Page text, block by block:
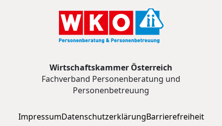
Wirtschaftskammer Österreich
Fachverband Personenberatung und
Personenbetreuung
ImpressumDatenschutzerklärungBarrierefreiheit